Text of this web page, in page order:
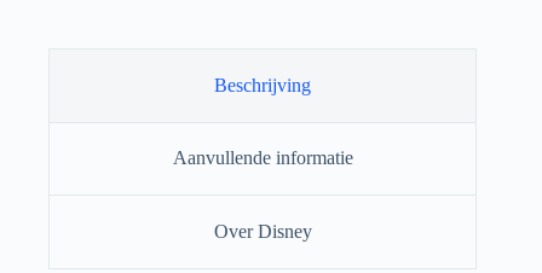
Beschrijving
Aanvullende informatie
Over Disney